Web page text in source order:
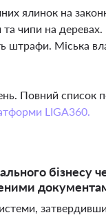
ялинок на
чипи на деревах.
штрафи. Міська
Повний
LIGA360.
бізнесу